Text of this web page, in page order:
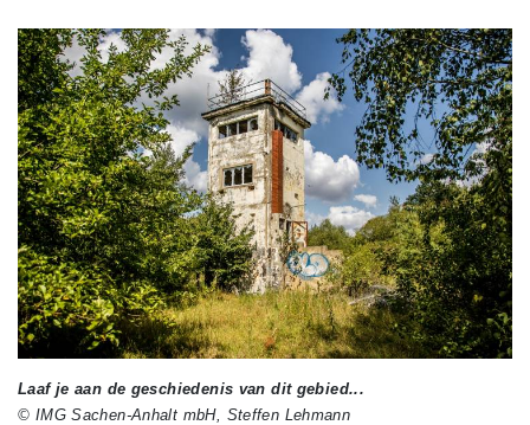
Laaf je aan de geschiedenis van dit gebied...
© IMG Sachen-Anhalt mbH, Steffen Lehmann